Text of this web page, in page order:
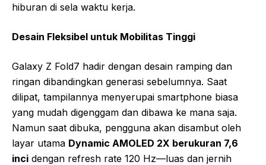
hiburan di sela waktu kerja.
Desain Fleksibel untuk Mobilitas Tinggi
Galaxy Z Fold7 hadir dengan desain ramping dan
ringan dibandingkan generasi sebelumnya. Saat
dilipat, tampilannya menyerupai smartphone biasa
yang mudah digenggam dan dibawa ke mana saja.
Namun saat dibuka, pengguna akan disambut oleh
layar utama Dynamic AMOLED 2X berukuran 7,6
inci dengan refresh rate 120 Hz—luas dan jernih